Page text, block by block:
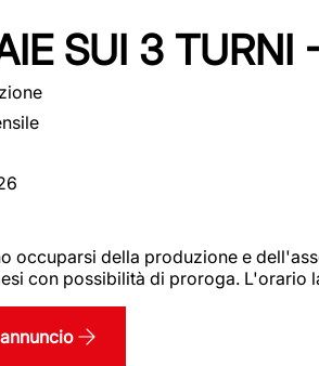
SUI 3
occuparsi della produzione e
con possibilità di proroga. L'orario